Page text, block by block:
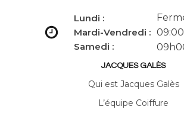
Lundi :
Mardi-Vendredi :
Samedi :
JACQUES GALÈS
Qui est Jacques Galès
L’équipe Coiffure